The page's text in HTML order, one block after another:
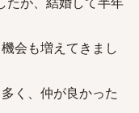
会も増えてきまし
く、仲が良かった